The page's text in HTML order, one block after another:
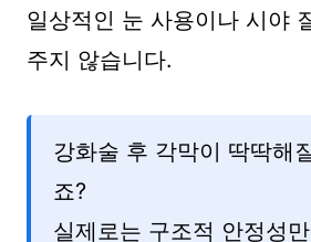
일상적인 눈 사용이나 시야
주지 않습니다.
강화술 후 각막이 딱딱해
죠?
실제로는 구조적 안정성